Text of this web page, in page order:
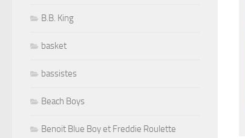
B.B. King
basket
bassistes
Beach Boys
Benoit Blue Boy et Freddie Roulette